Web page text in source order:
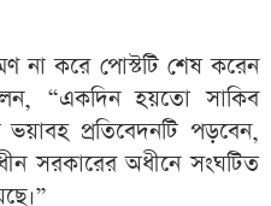
না করে পোস্টটি শেষ করেন
“একদিন হয়তো সাকিব
প্রতিবেদনটি পড়বেন,
সরকারের অধীনে সংঘটিত